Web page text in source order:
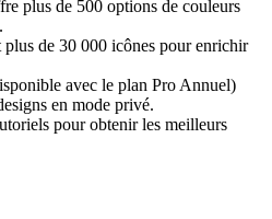
plus de 500 options de couleurs
de 30 000 icônes pour enrichir
avec le plan Pro Annuel)
en mode privé.
pour obtenir les meilleurs